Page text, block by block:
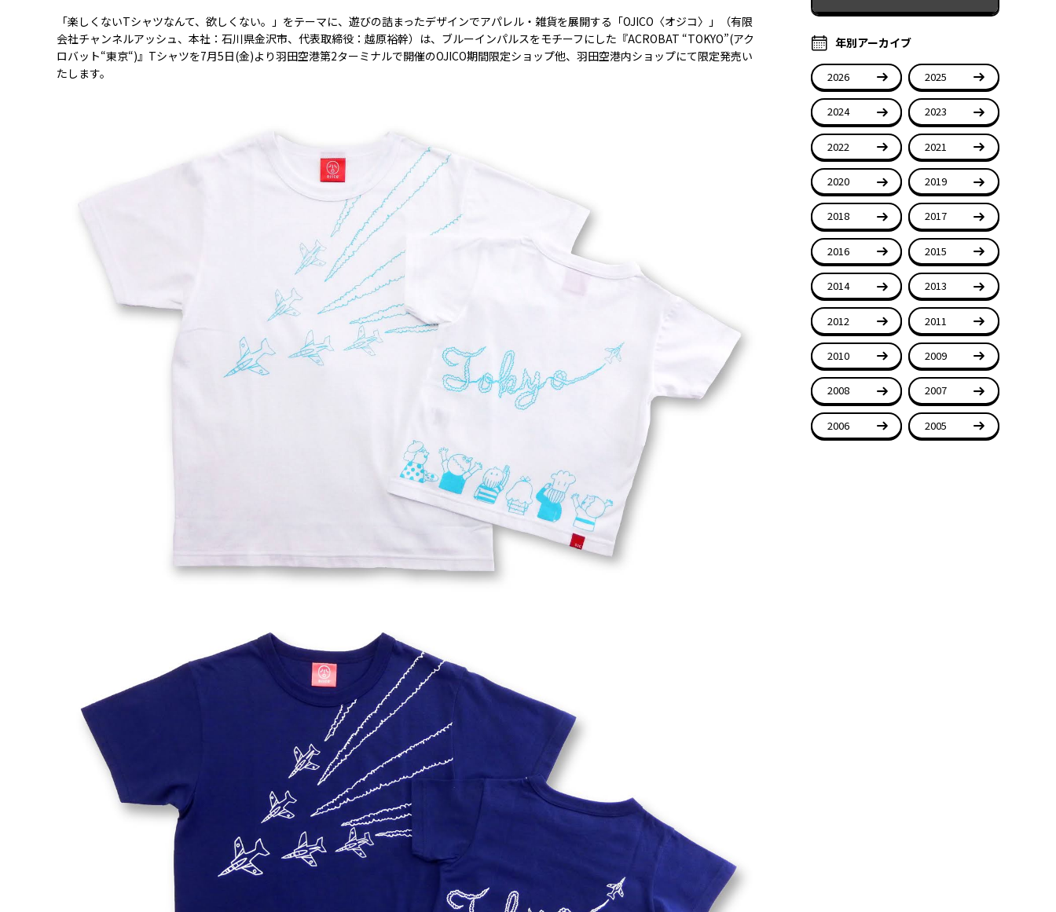
「楽しくないTシャツなんて、欲しくない。」をテーマに、遊びの詰まったデザインでアパレル・雑貨を展開する「OJICO 〈オジコ〉」（有限
会社チャンネルアッシュ、本社：石川県金沢市、代表取締役：越原裕幹）は、ブルーインパルスをモチーフにした『ACROBAT “TOKYO”(アク
ロバット“東京“)』 Tシャツを7月5日(金)より羽田空港第2ターミナルで開催のOJICO期間限定ショップ他、羽田空港内ショップにて限定発売い
たします。
年別アーカイブ
2026 2025
2024 2023
2022 2021
2020 2019
2018 2017
2016 2015
2014 2013
2012 2011
2010 2009
2008 2007
2006 2005